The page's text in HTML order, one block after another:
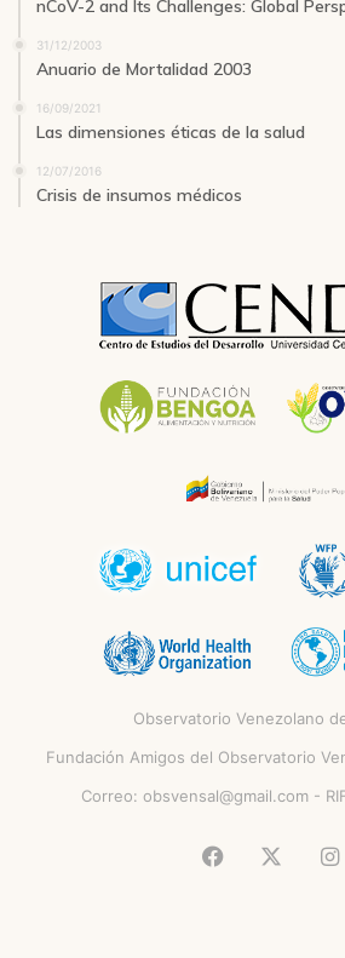
nCoV-2 and Its Challenges: Global
31/12/2003
Anuario de Mortalidad 2003
16/09/2021
Las dimensiones éticas de la salud
12/07/2016
Crisis de insumos médicos
Observatorio Venezolano
Fundación Amigos del Observatorio
Correo: obsvensal@gmail.com-
Facebook